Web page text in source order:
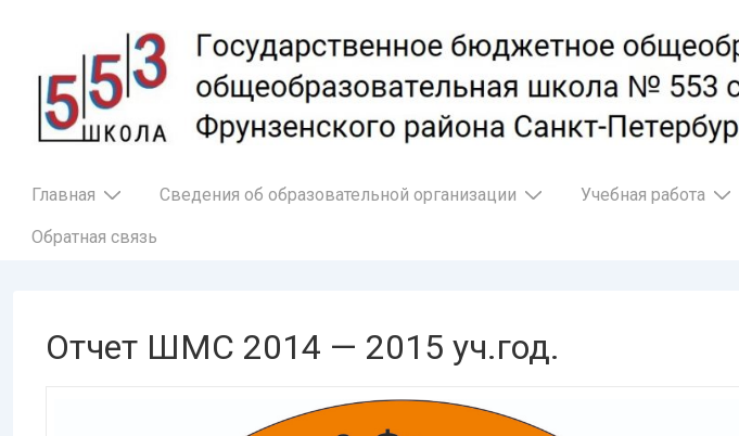
основному
содержимому
Основная
Главная Сведения об образовательной организации Учебная работа
Обратная связь
Отчет ШМС 2014 — 2015 уч.год.